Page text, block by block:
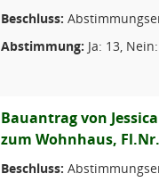
Beschluss:
Abstimmung: Ja: 13,
Bauantrag von
zum Wohnhaus,
Beschluss: